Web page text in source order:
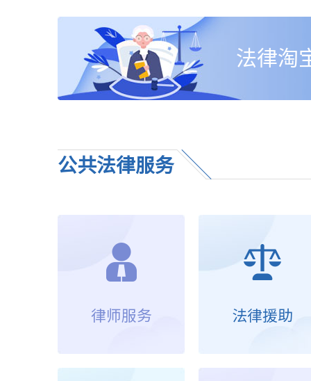
法律淘
公共法律服务
律师服务 法律援助